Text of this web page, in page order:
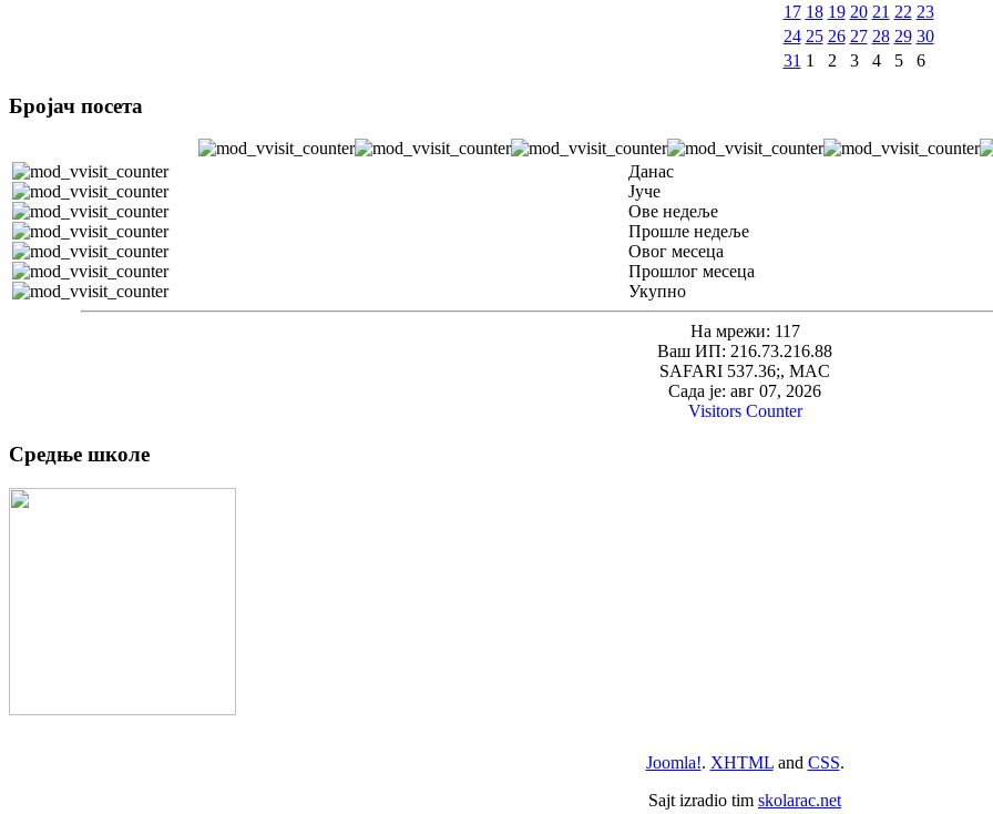
17 18 19 20 21 22 23
24 25 26 27 28 29 30
31 1 2 3 4 5 6
Бројач посета
Данас
Јуче
Ове недеље
Прошле недеље
Овог месеца
Прошлог месеца
Укупно
На мрежи: 117
Ваш ИП: 216.73.216.88
SAFARI 537.36;, MAC
Сада је: авг 07, 2026
Visitors Counter
Средње школе
Joomla!. XHTMLand CSS.
Sajt izradio tim skolarac.net